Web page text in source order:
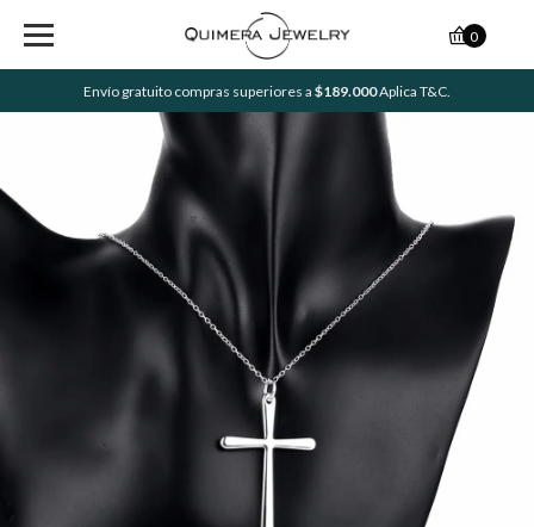
Envío gratuito compras superiores a $189.000Aplica T&C.
0